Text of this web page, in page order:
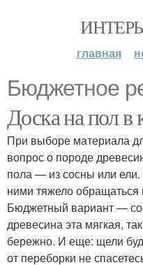
главная
Бюджетное
Доска на пол в
При выборе материала
вопрос о породе
пола — из сосны или
ними тяжело обращаться
Бюджетный вариант —
древесина эта мягкая,
бережно. И еще: щели
от переборки не